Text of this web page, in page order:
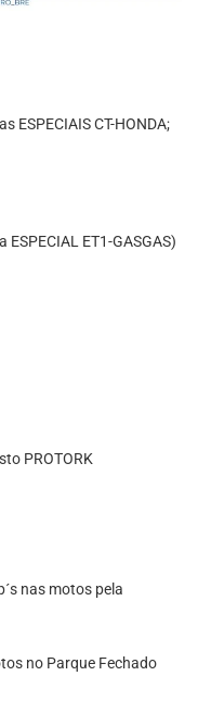
ESPECIAIS CT-HONDA;
ET1-GASGAS)
PROTORK
nas motos pela
no Parque Fechado